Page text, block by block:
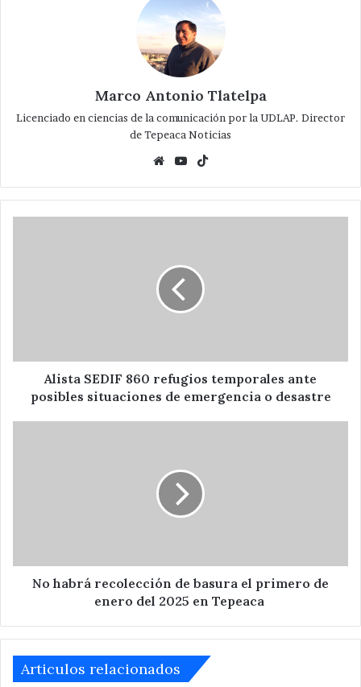
Marco Antonio Tlatelpa
Licenciado en ciencias de la comunicación por la UDLAP. Director
de Tepeaca Noticias
WebsiteYouTube
de
emergenciaAlista SEDIF 860 refugios temporales ante
posibles situaciones de emergencia o desastre
enero
No habrá recolección de basura el primero de
enero del 2025 en Tepeaca
Articulos relacionados